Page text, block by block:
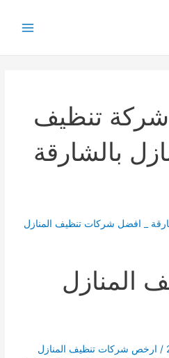
تنظيف
بالشارقة
المنازل
/ ارخص شركات تنظيف المنازل